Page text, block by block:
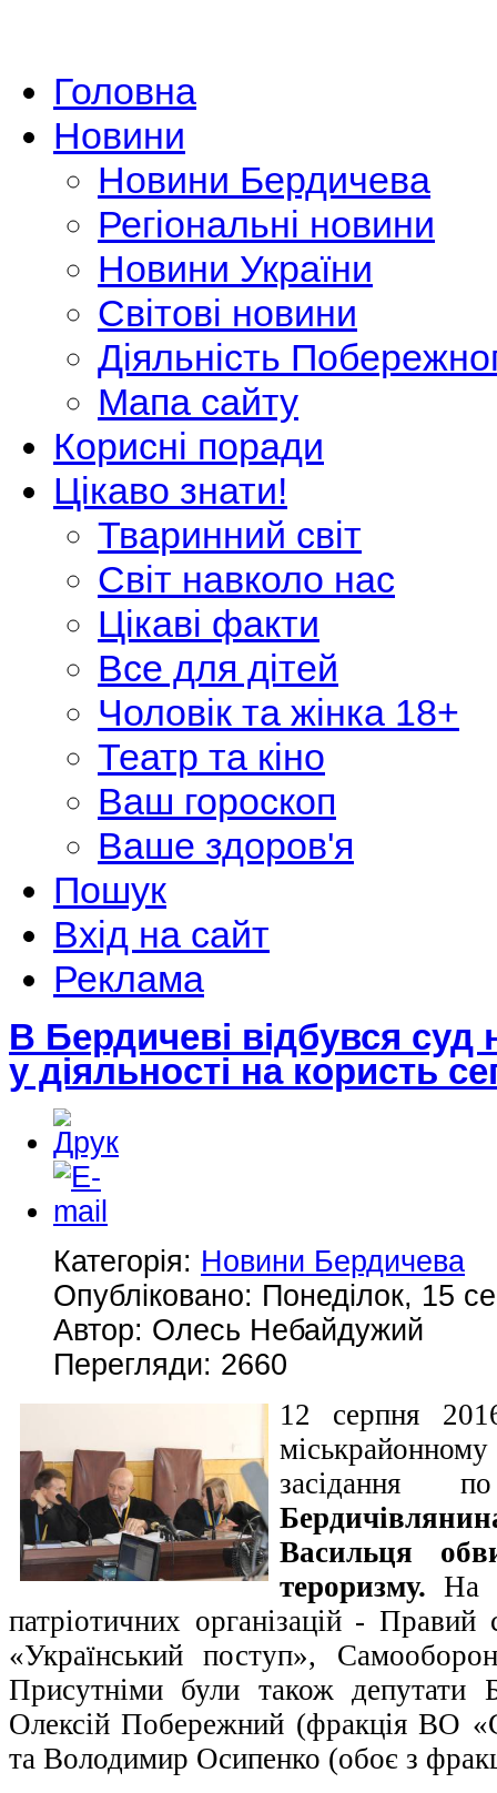
Головна
Новини
Новини Бердичева
Регіональні новини
Новини України
Світові новини
Діяльність
Мапа сайту
Корисні поради
Цікаво знати!
Тваринний світ
Світ навколо нас
Цікаві факти
Все для дітей
Чоловік та жінка 18+
Театр та кіно
Ваш гороскоп
Ваше здоров'я
Пошук
Вхід на сайт
Реклама
В Бердичеві відбувся
у діяльності на користь
Категорія: Новини Бердичева
Опубліковано: Понеділок, 15
Автор: Олесь Небайдужий
Перегляди: 2660
12 серпня
засідання
Васильця
тероризму. На
патріотичних організацій -
«Український поступ»,
Присутніми були також депутати
Олексій Побережний (фракція ВО
та Володимир Осипенко (обоє з